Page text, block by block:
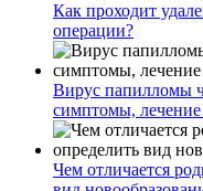
Как проходит
операции?
Вирус папилломы
симптомы,
Чем отличается